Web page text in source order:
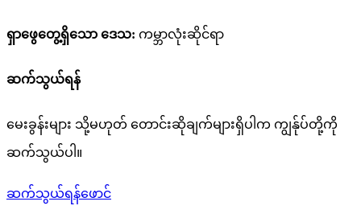
ရှာဖွေတွေ့ရှိသော ဒေသ: ကမ္ဘာလုံးဆိုင်ရာ
ဆက်သွယ်ရန်
မေးခွန်းများ သို့မဟုတ် တောင်းဆိုချက်များရှိပါက ကျွန်ုပ်တို့ကို
ဆက်သွယ်ပါ။
ဆက်သွယ်ရန်ဖောင်